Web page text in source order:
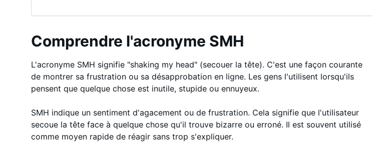
Comprendre l'acronyme SMH
L'acronyme SMH signifie "shaking my head" (secouer la tête). C'est une façon courante
de montrer sa frustration ou sa désapprobation en ligne. Les gens l'utilisent lorsqu'ils
pensent que quelque chose est inutile, stupide ou ennuyeux.
SMH indique un sentiment d'agacement ou de frustration. Cela signifie que l'utilisateur
secoue la tête face à quelque chose qu'il trouve bizarre ou erroné. Il est souvent utilisé
comme moyen rapide de réagir sans trop s'expliquer.